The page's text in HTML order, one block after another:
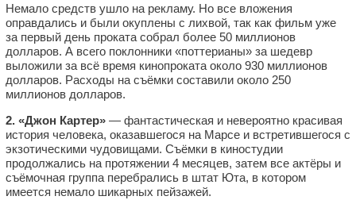
Немало средств ушло на рекламу. Но все вложения
оправдались и были окуплены с лихвой, так как фильм уже
за первый день проката собрал более 50 миллионов
долларов. А всего поклонники «поттерианы» за шедевр
выложили за всё время кинопроката около 930 миллионов
долларов. Расходы на съёмки составили около 250
миллионов долларов.
2. «Джон Картер» — фантастическая и невероятно красивая
история человека, оказавшегося на Марсе и встретившегося с
экзотическими чудовищами. Съёмки в киностудии
продолжались на протяжении 4 месяцев, затем все актёры и
съёмочная группа перебрались в штат Юта, в котором
имеется немало шикарных пейзажей.